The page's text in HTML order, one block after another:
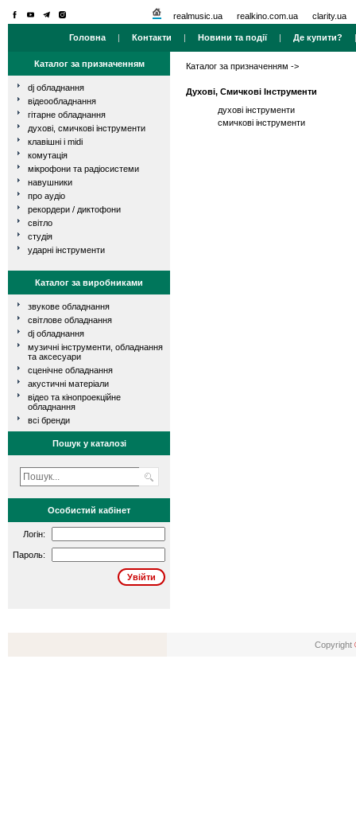
realmusic.ua realkino.com.ua clarity.ua
Головна | Контакти | Новини та події| Де купити?
Каталог за призначенням
dj обладнання
відеообладнання
гітарне обладнання
духові, смичкові інструменти
клавішні і midi
комутація
мікрофони та радіосистеми
навушники
про аудіо
рекордери / диктофони
світло
студія
ударні інструменти
Каталог за виробниками
звукове обладнання
світлове обладнання
dj обладнання
музичні інструменти, обладнання
та аксесуари
сценічне обладнання
акустичні матеріали
відео та кінопроекційне
обладнання
всі бренди
Пошук у каталозі
Особистий кабінет
Логін:
Пароль:
Каталог за призначенням ->
Духові, Смичкові Інструменти
духові інструменти
смичкові інструменти
Copyright